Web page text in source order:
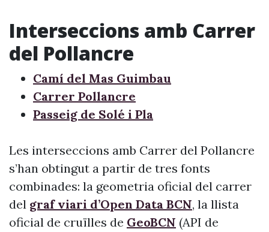
Interseccions amb Carrer
del Pollancre
Camí del Mas Guimbau
Carrer Pollancre
Passeig de Solé i Pla
Les interseccions amb Carrer del Pollancre
s’han obtingut a partir de tres fonts
combinades: la geometria oficial del carrer
del graf viari d’Open Data BCN, la llista
oficial de cruïlles de GeoBCN (API de